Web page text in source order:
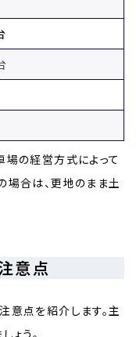
場の経営方式によって
場合は、更地のまま土
意点
意点を紹介します。主